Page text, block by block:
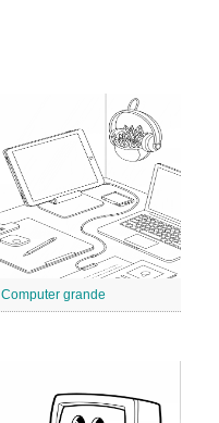
Computer grande